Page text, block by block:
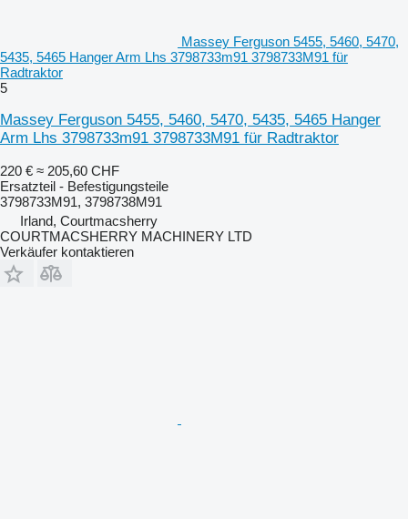
Massey Ferguson 5455, 5460, 5470,
5435, 5465 Hanger Arm Lhs 3798733m91 3798733M91 für
Radtraktor
5
Massey Ferguson 5455, 5460, 5470, 5435, 5465 Hanger
Arm Lhs 3798733m91 3798733M91 für Radtraktor
220 € ≈ 205,60 CHF
Ersatzteil - Befestigungsteile
3798733M91, 3798738M91
Irland, Courtmacsherry
COURTMACSHERRY MACHINERY LTD
Verkäufer kontaktieren